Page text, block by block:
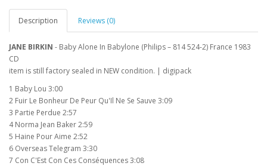
Description Reviews (0)
JANE BIRKIN - Baby Alone In Babylone (Philips ‎– 814 524-2) France 1983
CD
item is still factory sealed in NEW condition. | digipack
1 Baby Lou 3:00
2 Fuir Le Bonheur De Peur Qu'Il Ne Se Sauve 3:09
3 Partie Perdue 2:57
4 Norma Jean Baker 2:59
5 Haine Pour Aime 2:52
6 Overseas Telegram 3:30
7 Con C'Est Con Ces Conséquences 3:08